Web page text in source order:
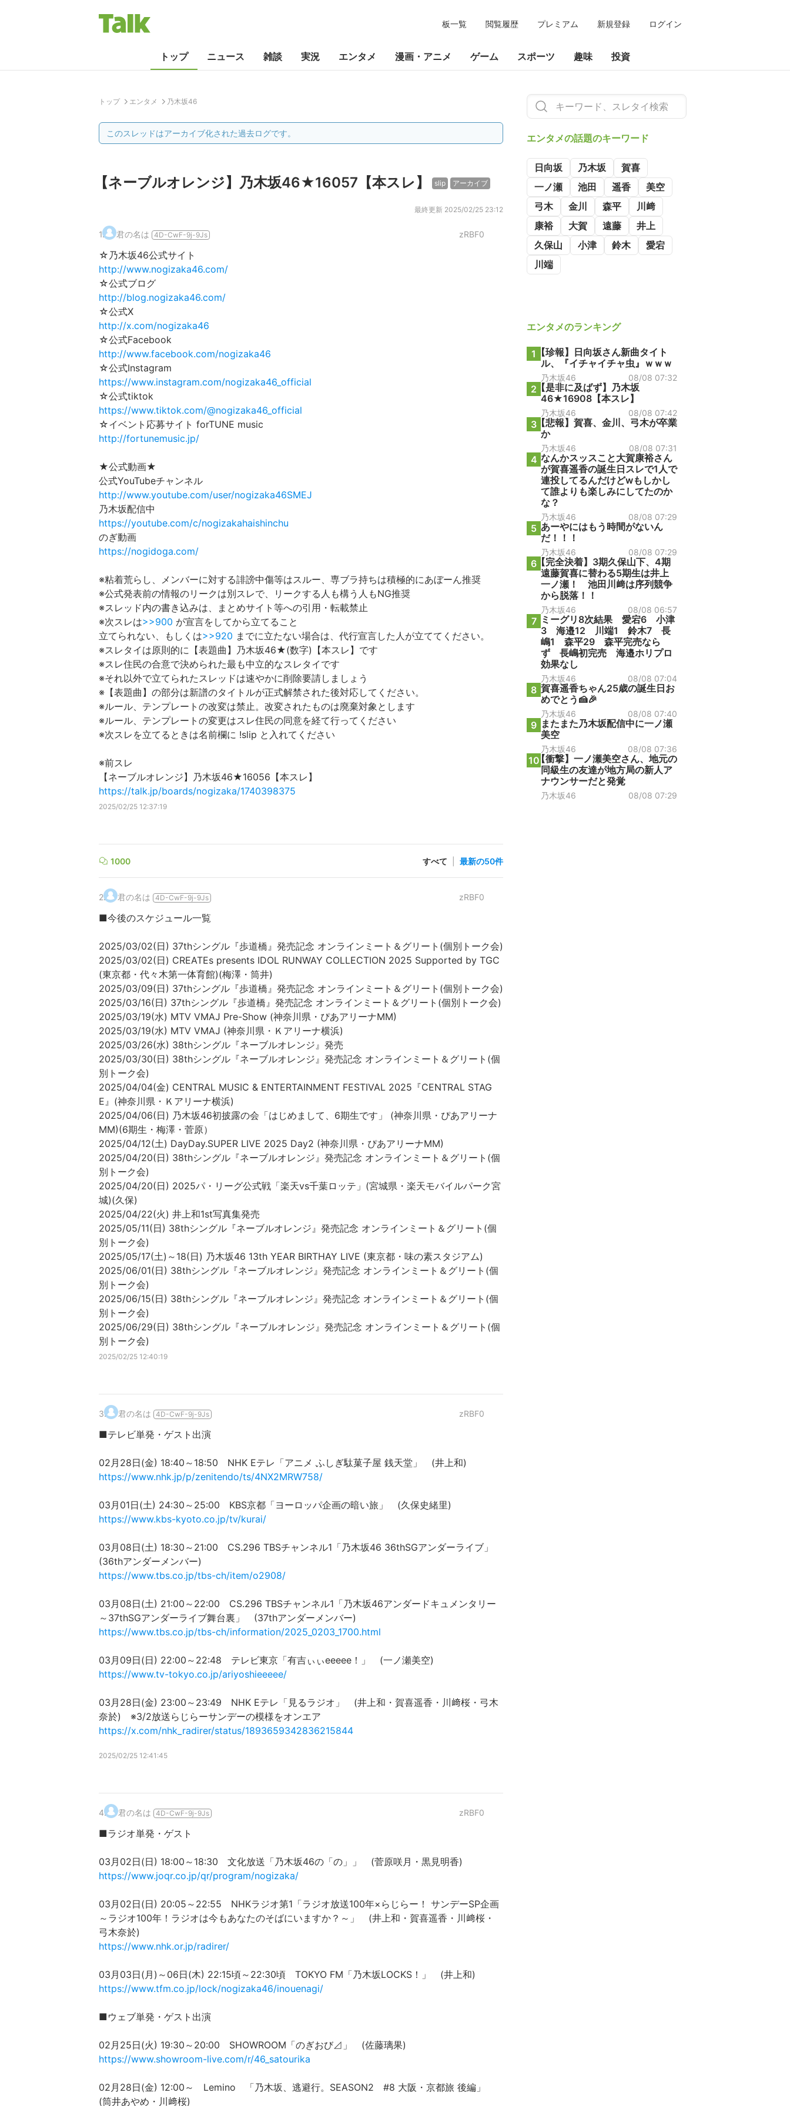
板一覧 閲覧履歴 プレミアム 新規登録 ログイン
トップ ニュース 雑談 実況 エンタメ 漫画・アニメ ゲーム スポーツ 趣味 投資
トップ エンタメ 乃木坂46
このスレッドはアーカイブ化された過去ログです。
【ネーブルオレンジ】乃木坂46★16057【本スレ】 slip アーカイブ
最終更新 2025/02/25 23:12
1. 君の名は 4D-CwF-9j-9Js zRBF0
☆乃木坂46公式サイト
http://www.nogizaka46.com/
☆公式ブログ
http://blog.nogizaka46.com/
☆公式X
http://x.com/nogizaka46
☆公式Facebook
http://www.facebook.com/nogizaka46
☆公式Instagram
https://www.instagram.com/nogizaka46_official
☆公式tiktok
https://www.tiktok.com/@nogizaka46_official
☆イベント応募サイト forTUNE music
http://fortunemusic.jp/
★公式動画★
公式YouTubeチャンネル
http://www.youtube.com/user/nogizaka46SMEJ
乃木坂配信中
https://youtube.com/c/nogizakahaishinchu
のぎ動画
https://nogidoga.com/
※粘着荒らし、メンバーに対する誹謗中傷等はスルー、専ブラ持ちは積極的にあぼーん推奨
※公式発表前の情報のリークは別スレで、リークする人も構う人もNG推奨
※スレッド内の書き込みは、まとめサイト等への引用・転載禁止
※次スレは>>900 が宣言をしてから立てること
立てられない、もしくは>>920 までに立たない場合は、代行宣言した人が立ててください。
※スレタイは原則的に【表題曲】乃木坂46★(数字)【本スレ】です
※スレ住民の合意で決められた最も中立的なスレタイです
※それ以外で立てられたスレッドは速やかに削除要請しましょう
※【表題曲】の部分は新譜のタイトルが正式解禁された後対応してください。
※ルール、テンプレートの改変は禁止。改変されたものは廃棄対象とします
※ルール、テンプレートの変更はスレ住民の同意を経て行ってください
※次スレを立てるときは名前欄に !slip と入れてください
※前スレ
【ネーブルオレンジ】乃木坂46★16056【本スレ】
https://talk.jp/boards/nogizaka/1740398375
2025/02/25 12:37:19
1000 すべて 最新の50件
2. 君の名は 4D-CwF-9j-9Js zRBF0
■今後のスケジュール一覧
2025/03/02(日) 37thシングル『歩道橋』発売記念 オンラインミート＆グリート(個別トーク会)
2025/03/02(日) CREATEs presents IDOL RUNWAY COLLECTION 2025 Supported by TGC
(東京都・代々木第一体育館)(梅澤・筒井)
2025/03/09(日) 37thシングル『歩道橋』発売記念 オンラインミート＆グリート(個別トーク会)
2025/03/16(日) 37thシングル『歩道橋』発売記念 オンラインミート＆グリート(個別トーク会)
2025/03/19(水) MTV VMAJ Pre-Show (神奈川県・ぴあアリーナMM)
2025/03/19(水) MTV VMAJ (神奈川県・Ｋアリーナ横浜)
2025/03/26(水) 38thシングル『ネーブルオレンジ』発売
2025/03/30(日) 38thシングル『ネーブルオレンジ』発売記念 オンラインミート＆グリート(個
別トーク会)
2025/04/04(金) CENTRAL MUSIC & ENTERTAINMENT FESTIVAL 2025『CENTRAL STAG
E』(神奈川県・Ｋアリーナ横浜)
2025/04/06(日) 乃木坂46初披露の会「はじめまして、6期生です」 (神奈川県・ぴあアリーナ
MM)(6期生・梅澤・菅原）
2025/04/12(土) DayDay.SUPER LIVE 2025 Day2 (神奈川県・ぴあアリーナMM)
2025/04/20(日) 38thシングル『ネーブルオレンジ』発売記念 オンラインミート＆グリート(個
別トーク会)
2025/04/20(日) 2025パ・リーグ公式戦「楽天vs千葉ロッテ」(宮城県・楽天モバイルパーク宮
城)(久保)
2025/04/22(火) 井上和1st写真集発売
2025/05/11(日) 38thシングル『ネーブルオレンジ』発売記念 オンラインミート＆グリート(個
別トーク会)
2025/05/17(土)～18(日) 乃木坂46 13th YEAR BIRTHAY LIVE (東京都・味の素スタジアム)
2025/06/01(日) 38thシングル『ネーブルオレンジ』発売記念 オンラインミート＆グリート(個
別トーク会)
2025/06/15(日) 38thシングル『ネーブルオレンジ』発売記念 オンラインミート＆グリート(個
別トーク会)
2025/06/29(日) 38thシングル『ネーブルオレンジ』発売記念 オンラインミート＆グリート(個
別トーク会)
2025/02/25 12:40:19
3. 君の名は 4D-CwF-9j-9Js zRBF0
■テレビ単発・ゲスト出演
02月28日(金) 18:40～18:50 NHK Eテレ「アニメ ふしぎ駄菓子屋 銭天堂」 (井上和)
https://www.nhk.jp/p/zenitendo/ts/4NX2MRW758/
03月01日(土) 24:30～25:00 KBS京都「ヨーロッパ企画の暗い旅」 (久保史緒里)
https://www.kbs-kyoto.co.jp/tv/kurai/
03月08日(土) 18:30～21:00 CS.296 TBSチャンネル1「乃木坂46 36thSGアンダーライブ」
(36thアンダーメンバー)
https://www.tbs.co.jp/tbs-ch/item/o2908/
03月08日(土) 21:00～22:00 CS.296 TBSチャンネル1「乃木坂46アンダードキュメンタリー
～37thSGアンダーライブ舞台裏」 (37thアンダーメンバー)
https://www.tbs.co.jp/tbs-ch/information/2025_0203_1700.html
03月09日(日) 22:00～22:48 テレビ東京「有吉ぃぃeeeee！」 (一ノ瀬美空)
https://www.tv-tokyo.co.jp/ariyoshieeeee/
03月28日(金) 23:00～23:49 NHK Eテレ「見るラジオ」 (井上和・賀喜遥香・川﨑桜・弓木
奈於) ※3/2放送らじらーサンデーの模様をオンエア
https://x.com/nhk_radirer/status/1893659342836215844
2025/02/25 12:41:45
4. 君の名は 4D-CwF-9j-9Js zRBF0
■ラジオ単発・ゲスト
03月02日(日) 18:00～18:30 文化放送「乃木坂46の「の」」 (菅原咲月・黒見明香)
https://www.joqr.co.jp/qr/program/nogizaka/
03月02日(日) 20:05～22:55 NHKラジオ第1「ラジオ放送100年×らじらー！ サンデーSP企画
～ラジオ100年！ラジオは今もあなたのそばにいますか？～」 (井上和・賀喜遥香・川﨑桜・
弓木奈於)
https://www.nhk.or.jp/radirer/
03月03日(月)～06日(木) 22:15頃～22:30頃 TOKYO FM「乃木坂LOCKS！」 (井上和)
https://www.tfm.co.jp/lock/nogizaka46/inouenagi/
■ウェブ単発・ゲスト出演
02月25日(火) 19:30～20:00 SHOWROOM「のぎおび⊿」 (佐藤璃果)
https://www.showroom-live.com/r/46_satourika
02月28日(金) 12:00～ Lemino 「乃木坂、逃避行。SEASON2 #8 大阪・京都旅 後編」
(筒井あやめ・川﨑桜)
エンタメの話題のキーワード
日向坂 乃木坂
賀喜
一ノ瀬
池田 遥香
美空
弓木
金川 森平
川﨑
康裕
大賀 遠藤
井上
久保山
小津 鈴木
愛宕
川端
エンタメのランキング
1 【珍報】日向坂さん新曲タイト
ル、『イチャイチャ虫』ｗｗｗ
乃木坂46 08/08 07:32
2 【是非に及ばず】乃木坂
46★16908【本スレ】
乃木坂46 08/08 07:42
3【悲報】賀喜、金川、弓木が卒業
か
乃木坂46 08/08 07:31
4 なんかスッスこと大賀康裕さん
が賀喜遥香の誕生日スレで1人で
連投してるんだけどwもしかし
て誰よりも楽しみにしてたのか
な？
乃木坂46 08/08 07:29
5 あーやにはもう時間がないん
だ！！！
乃木坂46 08/08 07:29
6【完全決着】3期久保山下、4期
遠藤賀喜に替わる5期生は井上
一ノ瀬！ 池田川﨑は序列競争
から脱落！！
乃木坂46 08/08 06:57
7 ミーグリ8次結果 愛宕6 小津
3 海邉12 川端1 鈴木7 長
嶋1 森平29 森平完売なら
ず 長嶋初完売 海邉ホリプロ
効果なし
乃木坂46 08/08 07:04
8 賀喜遥香ちゃん25歳の誕生日お
めでとう🍰🎉
乃木坂46 08/08 07:40
9 またまた乃木坂配信中に一ノ瀬
美空
乃木坂46 08/08 07:36
10【衝撃】一ノ瀬美空さん、地元の
同級生の友達が地方局の新人ア
ナウンサーだと発覚
乃木坂46 08/08 07:29